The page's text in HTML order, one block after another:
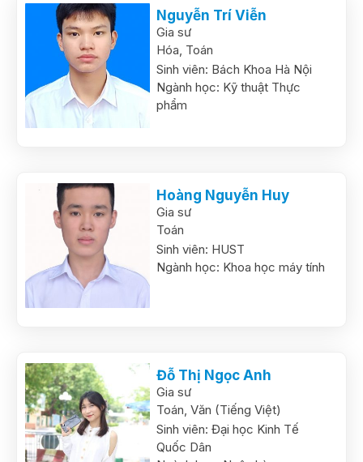
Nguyễn Trí Viễn
Gia sư
Hóa, Toán
Sinh viên: Bách Khoa Hà Nội
Ngành học: Kỹ thuật Thực
phẩm
Hoàng Nguyễn Huy
Gia sư
Toán
Sinh viên: HUST
Ngành học: Khoa học máy tính
Đỗ Thị Ngọc Anh
Gia sư
Toán,Văn (Tiếng Việt)
Sinh viên: Đại học Kinh Tế
Quốc Dân